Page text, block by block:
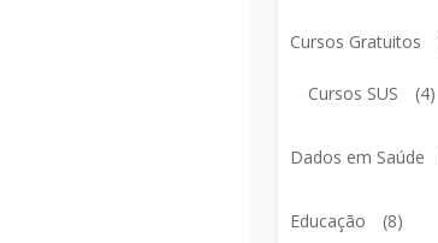
Cursos Gratuitos
Cursos SUS (4)
Dados em Saúde
Educação (8)